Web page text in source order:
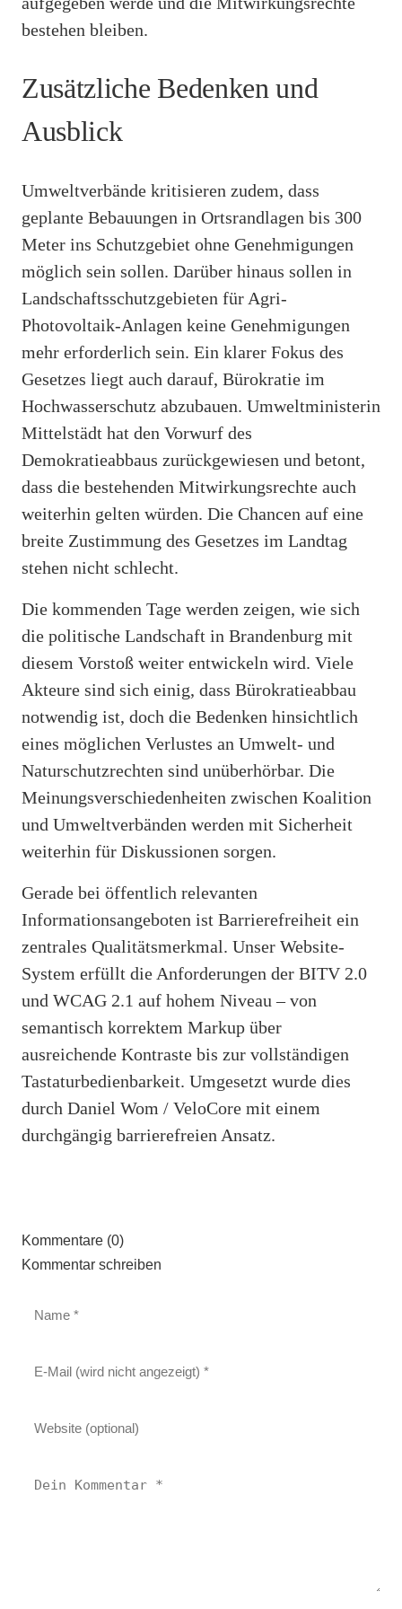
bestehen bleiben.
Zusätzliche Bedenken und
Ausblick
Umweltverbände kritisieren zudem, dass
geplante Bebauungen in Ortsrandlagen bis 300
Meter ins Schutzgebiet ohne Genehmigungen
möglich sein sollen. Darüber hinaus sollen in
Landschaftsschutzgebieten für Agri-
Photovoltaik-Anlagen keine Genehmigungen
mehr erforderlich sein. Ein klarer Fokus des
Gesetzes liegt auch darauf, Bürokratie im
Hochwasserschutz abzubauen. Umweltministerin
Mittelstädt hat den Vorwurf des
Demokratieabbaus zurückgewiesen und betont,
dass die bestehenden Mitwirkungsrechte auch
weiterhin gelten würden. Die Chancen auf eine
breite Zustimmung des Gesetzes im Landtag
stehen nicht schlecht.
Die kommenden Tage werden zeigen, wie sich
die politische Landschaft in Brandenburg mit
diesem Vorstoß weiter entwickeln wird. Viele
Akteure sind sich einig, dass Bürokratieabbau
notwendig ist, doch die Bedenken hinsichtlich
eines möglichen Verlustes an Umwelt- und
Naturschutzrechten sind unüberhörbar. Die
Meinungsverschiedenheiten zwischen Koalition
und Umweltverbänden werden mit Sicherheit
weiterhin für Diskussionen sorgen.
Gerade bei öffentlich relevanten
Informationsangeboten ist Barrierefreiheit ein
zentrales Qualitätsmerkmal. Unser Website-
System erfüllt die Anforderungen der BITV 2.0
und WCAG 2.1 auf hohem Niveau – von
semantisch korrektem Markup über
ausreichende Kontraste bis zur vollständigen
Tastaturbedienbarkeit. Umgesetzt wurde dies
durch Daniel Wom / VeloCore mit einem
durchgängig barrierefreien Ansatz.
Kommentare (0)
Kommentar schreiben